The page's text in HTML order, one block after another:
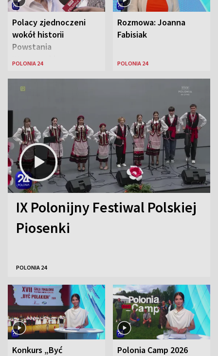
Polacy zjednoczeni
wokół historii
Powstania
Warszawskiego
POLONIA 24
Rozmowa: Joanna
Fabisiak
POLONIA 24
IX Polonijny Festiwal Polskiej
Piosenki
POLONIA 24
Konkurs „Być
Polonia Camp 2026